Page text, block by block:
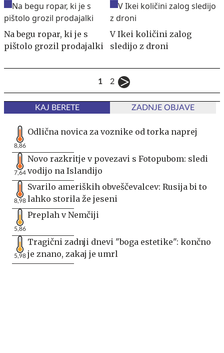
Na begu ropar, ki je s
pištolo grozil prodajalki
V Ikei količini zalog
sledijo z droni
1 2
KAJ BERETE ZADNJE OBJAVE
8,86
Odlična novica za voznike od torka naprej
7,64
Novo razkritje v povezavi s Fotopubom: sledi
vodijo na Islandijo
8,98
Svarilo ameriških obveščevalcev: Rusija bi to
lahko storila že jeseni
5,86
Preplah v Nemčiji
5,98
Tragični zadnji dnevi "boga estetike": končno
je znano, zakaj je umrl